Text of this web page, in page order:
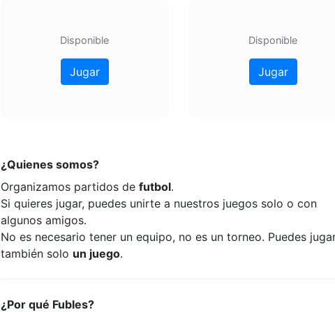
Disponible
Jugar
Disponible
Jugar
¿Quienes somos?
Organizamos partidos de futbol.
Si quieres jugar, puedes unirte a nuestros juegos solo o con
algunos amigos.
No es necesario tener un equipo, no es un torneo. Puedes
también solo un juego.
¿Por qué Fubles?